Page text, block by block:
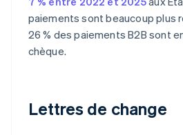
paiements sont beaucoup plus
26 % des paiements B2B sont
chèque.
Lettres de change